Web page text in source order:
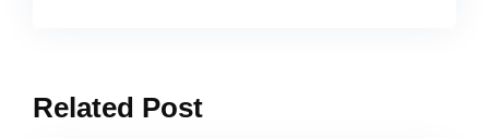
Related Post